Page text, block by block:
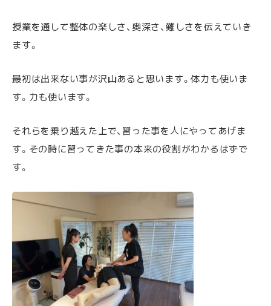
授業を通して整体の楽しさ、奥深さ、難しさを伝えていき
ます。
最初は出来ない事が沢山あると思います。体力も使いま
す。力も使います。
それらを乗り越えた上で、習った事を人にやってあげま
す。その時に習ってきた事の本来の役割がわかるはずで
す。